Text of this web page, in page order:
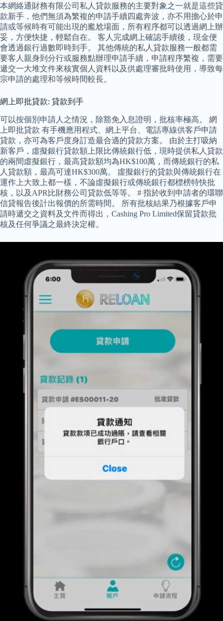
本網絡通財務有限公司私人貸款服務的主要對象之一就是這些貸
款新手，他們無須為繁複的申請手續四處奔波，亦不用擔心於申
請或等候時有可能出現的尷尬場面，所有程序都可以透過網上辦
妥，方便快捷，輕鬆自在。 客人完成網上確認手續後，現金便
會透過銀行過數即時到手。 其他傳統的私人貸款服務一般都需
要客人親身到分行或服務點辦理申請手續，申請程序繁複，需要
遞交一大堆文件來核實個人資料以及供處理審批時使用，導致每
宗申請的處理和等候時間較長。
網上即批貸款: 貸款到手
可以按個別申請人之情況，除豁免入息證明，批核率極高。 網
上即批貸款 有手機應用程式、網上平台、電話專線供客戶申請
貸款，亦可為客戶度身訂造最合適的貸款方案。 由於主打吸納
新客戶，虛擬銀行貸款額上限比傳統銀行低，現時提供私人貸款
的兩間虛擬銀行，最高貸款額均為HK$100萬，而傳統銀行的私
人貸款額，最高可達HK$300萬。 虛擬銀行的貸款與傳統銀行在
運作上大致上都一樣，不論虛擬銀行或傳統銀行都標榜特快批
核，以及APR比財務公司貸款低等等。 # 指於收到申請者的環聯
信貸報告後計出報價的所需時間。 所有批核結果乃根據客戶申
請時遞交之資料及文件而得出，Cashing Pro Limited保留貸款批
核及任何爭議之最終決定權。